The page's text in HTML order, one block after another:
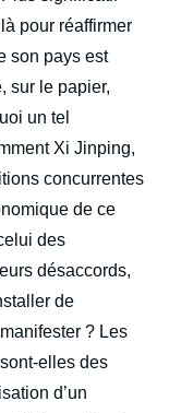
pour réaffirmer
son pays est
sur le papier,
un tel
Xi Jinping,
concurrentes
de ce
des
désaccords,
de
? Les
elles des
d’un